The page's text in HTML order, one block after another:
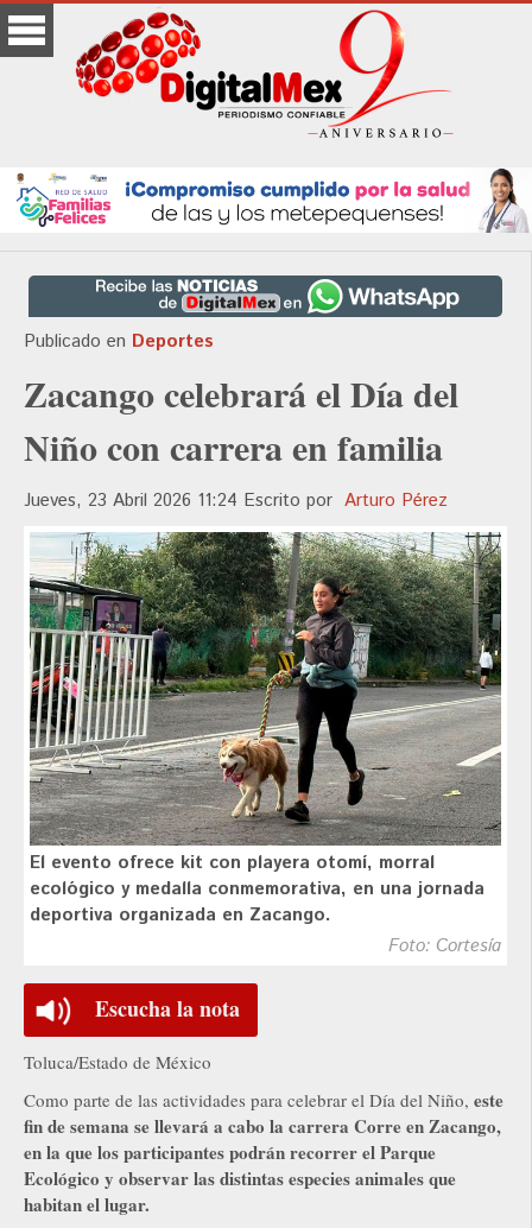
Publicado en Deportes
Zacango celebrará el Día del
Niño con carrera en familia
Jueves, 23 Abril 2026 11:24 Escrito por Arturo Pérez
El evento ofrece kit con playera otomí, morral
ecológico y medalla conmemorativa, en una jornada
deportiva organizada en Zacango.
Foto: Cortesía
Escucha la nota
Toluca/Estado de México
Como parte de las actividades para celebrar el Día del Niño, este
fin de semana se llevará a cabo la carrera Corre en Zacango,
en la que los participantes podrán recorrer el Parque
Ecológico y observar las distintas especies animales que
habitan el lugar.